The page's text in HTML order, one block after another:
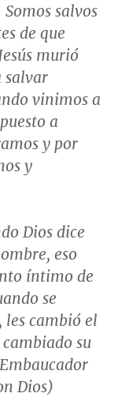
salvos
de que
murió
salvar
vinimos a
a
y por
y
Dios dice
eso
íntimo de
se
les cambió el
su
Dios)